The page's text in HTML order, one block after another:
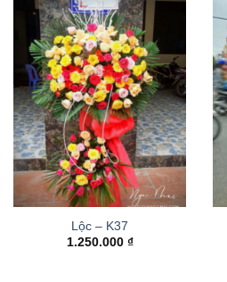
Lộc – K37
1.250.000 ₫